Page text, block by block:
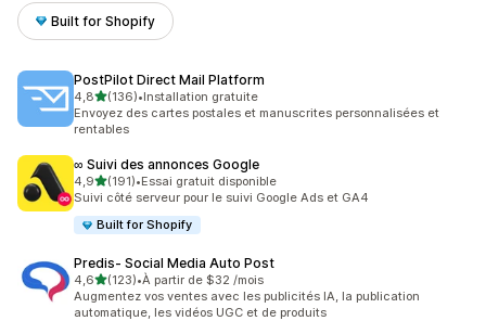
Built for Shopify
PostPilot Direct Mail Platform
4,8étoile(s) sur 5
(136)
136 avis au total
•Installation gratuite
Envoyez des cartes postales et manuscrites personnalisées et
rentables
∞ Suivi des annonces Google
4,9étoile(s) sur 5
(191)
191 avis au total
•Essai gratuit disponible
Suivi côté serveur pour le suivi Google Ads et GA4
Built for Shopify
Predis‑ Social Media Auto Post
4,6étoile(s) sur 5
(123)
123 avis au total
•À partir de $32 /mois
Augmentez vos ventes avec les publicités IA, la publication
automatique, les vidéos UGC et de produits